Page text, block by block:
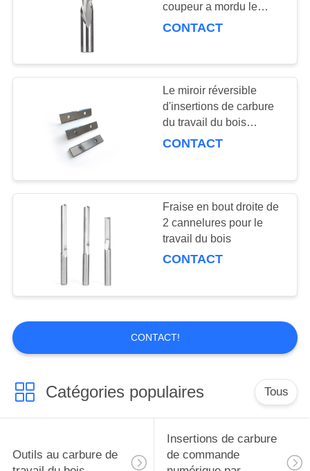
coupeur a mordu le
carbure solide en haut et
CONTACT
Le miroir réversible
d'insertions de carbure
du travail du bois
50×12×1.5-35° a poli
CONTACT
Fraise en bout droite de
2 cannelures pour le
travail du bois
CONTACT
CONTACT!
Catégories populaires Tous
Outils au carbure de
Insertions de carbure
de commande